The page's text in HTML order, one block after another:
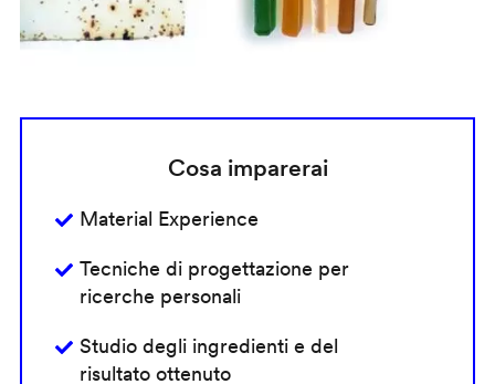
Cosa imparerai
Material Experience
Tecniche di progettazione per
ricerche personali
Studio degli ingredienti e del
risultato ottenuto